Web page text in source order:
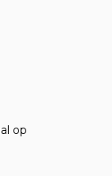
op